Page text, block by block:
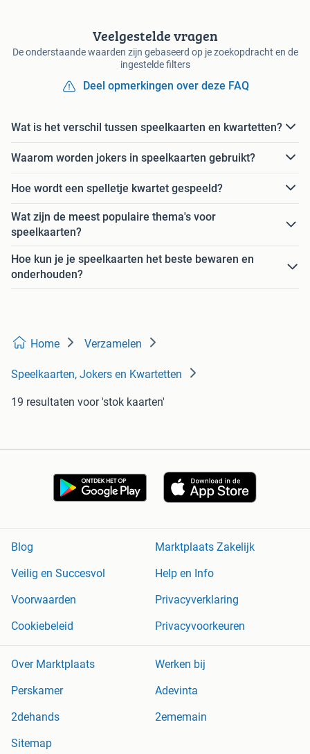
Veelgestelde vragen
De onderstaande waarden zijn gebaseerd op je zoekopdracht en de
ingestelde filters
Deel opmerkingen over deze FAQ
Wat is het verschil tussen speelkaarten en kwartetten?
Waarom worden jokers in speelkaarten gebruikt?
Hoe wordt een spelletje kwartet gespeeld?
Wat zijn de meest populaire thema's voor
speelkaarten?
Hoe kun je je speelkaarten het beste bewaren en
onderhouden?
Home Verzamelen
Speelkaarten, Jokers en Kwartetten
19 resultaten voor 'stok kaarten'
Blog
Marktplaats Zakelijk
Veilig en Succesvol
Help en Info
Voorwaarden
Privacyverklaring
Cookiebeleid
Privacyvoorkeuren
Over Marktplaats
Werken bij
Perskamer
Adevinta
2dehands
2ememain
Sitemap